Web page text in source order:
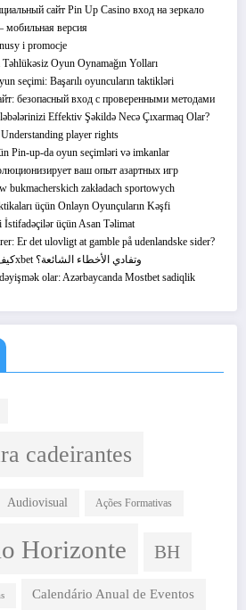
сайт Pin Up Casino вход на зеркало
мобильная версия
i promocje
Oyun Oynamağın Yolları
seçimi: Başarılı oyuncuların taktikləri
безопасный вход с проверенными методами
Effektiv Şəkildə Necə Çıxarmaq Olar?
player rights
Pin-up-da oyun seçimləri və imkanlar
ваш опыт азартных игр
bukmacherskich zakładach sportowych
üçün Onlayn Oyunçuların Kəşfi
üçün Asan Təlimat
Er det ulovligt at gamble på udenlandske sider?
كيف يمكن المراهنة على 1xbet وتفادي الأخطاء الشائعة؟
olar: Azərbaycanda Mostbet sadiqlik
cadeirantes
Audiovisual Ações Formativas
Horizonte BH
Calendário Anual de Eventos